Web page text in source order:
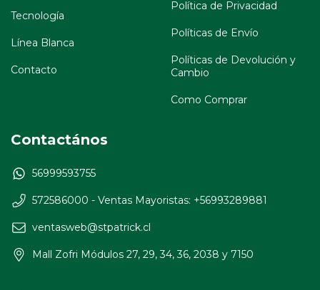
Tecnología
Línea Blanca
Contacto
Política de Privacidad
Políticas de Envío
Políticas de Devolución y
Cambio
Como Comprar
Contactános
56999593755
572586000 - Ventas Mayoristas: +56993289881
ventasweb@stpatrick.cl
Mall Zofri Módulos 27, 29, 34, 36, 2038 y 7150